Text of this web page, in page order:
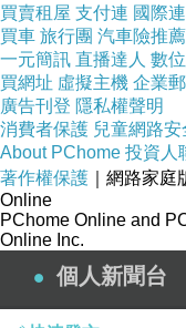
買賣租屋 支付連 國際連
買車 旅行團 汽車險推薦
一元簡訊 直播達人 數
買網址 虛擬主機 企業
廣告刊登 隱私權聲明
消費者保護 兒童網路安
About PChome 投資人
著作權保護 ｜網路家
Online
PChome Online and
Online Inc.
個人新聞台